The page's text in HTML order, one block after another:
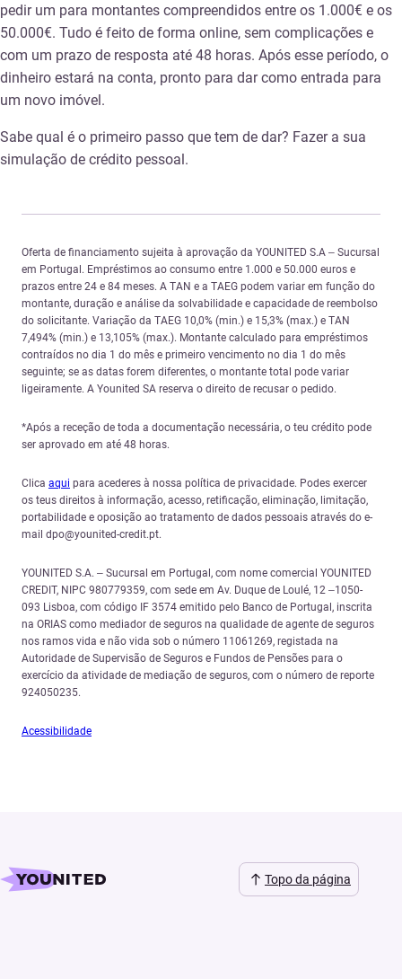
pedir um para montantes compreendidos entre os 1.000€ e os
50.000€. Tudo é feito de forma online, sem complicações e
com um prazo de resposta até 48 horas. Após esse período, o
dinheiro estará na conta, pronto para dar como entrada para
um novo imóvel.
Sabe qual é o primeiro passo que tem de dar? Fazer a sua
simulação de crédito pessoal.
Oferta de financiamento sujeita à aprovação da YOUNITED S.A – Sucursal
em Portugal. Empréstimos ao consumo entre 1.000 e 50.000 euros e
prazos entre 24 e 84 meses. A TAN e a TAEG podem variar em função do
montante, duração e análise da solvabilidade e capacidade de reembolso
do solicitante. Variação da TAEG 10,0% (min.) e 15,3% (max.) e TAN
7,494% (min.) e 13,105% (max.). Montante calculado para empréstimos
contraídos no dia 1 do mês e primeiro vencimento no dia 1 do mês
seguinte; se as datas forem diferentes, o montante total pode variar
ligeiramente. A Younited SA reserva o direito de recusar o pedido.
*Após a receção de toda a documentação necessária, o teu crédito pode
ser aprovado em até 48 horas.
Clica aqui para acederes à nossa política de privacidade. Podes exercer
os teus direitos à informação, acesso, retificação, eliminação, limitação,
portabilidade e oposição ao tratamento de dados pessoais através do e-
mail dpo@younited-credit.pt.
YOUNITED S.A. – Sucursal em Portugal, com nome comercial YOUNITED
CREDIT, NIPC 980779359, com sede em Av. Duque de Loulé, 12 –1050-
093 Lisboa, com código IF 3574 emitido pelo Banco de Portugal, inscrita
na ORIAS como mediador de seguros na qualidade de agente de seguros
nos ramos vida e não vida sob o número 11061269, registada na
Autoridade de Supervisão de Seguros e Fundos de Pensões para o
exercício da atividade de mediação de seguros, com o número de reporte
924050235.
Acessibilidade
Topo da página